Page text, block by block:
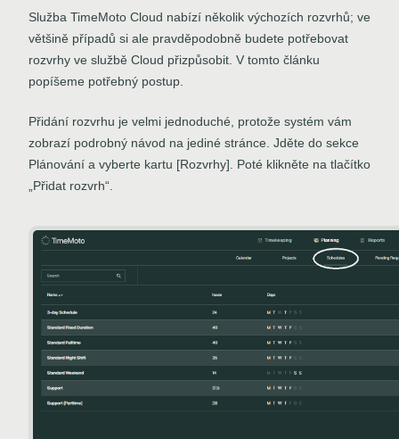
Služba TimeMoto Cloud nabízí několik výchozích rozvrhů; ve
většině případů si ale pravděpodobně budete potřebovat
rozvrhy ve službě Cloud přizpůsobit. V tomto článku
popíšeme potřebný postup.
Přidání rozvrhu je velmi jednoduché, protože systém vám
zobrazí podrobný návod na jediné stránce. Jděte do sekce
Plánování a vyberte kartu [Rozvrhy]. Poté klikněte na tlačítko
„Přidat rozvrh“.